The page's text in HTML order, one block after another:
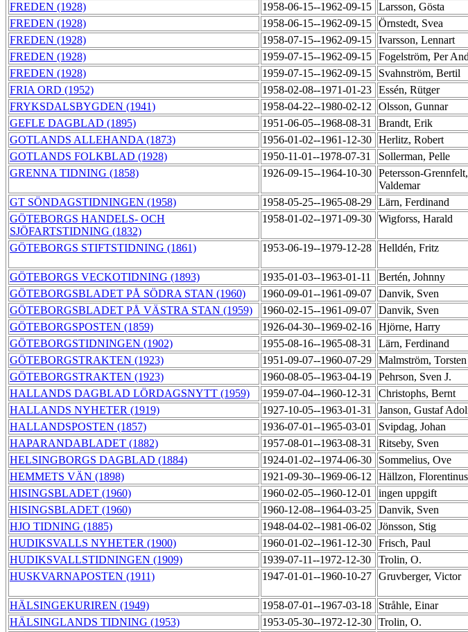
FREDEN (1928) 1958-06-15--1962-09-15 Larsson, Gösta
FREDEN (1928) 1958-06-15--1962-09-15 Örnstedt, Svea
FREDEN (1928) 1958-07-15--1962-09-15 Ivarsson, Lennart
FREDEN (1928) 1959-07-15--1962-09-15 Fogelström, Per
FREDEN (1928) 1959-07-15--1962-09-15 Svahnström, Bertil
FRIA ORD (1952) 1958-02-08--1971-01-23 Essén, Rütger
FRYKSDALSBYGDEN (1941) 1958-04-22--1980-02-12 Olsson, Gunnar
GEFLE DAGBLAD (1895) 1951-06-05--1968-08-31 Brandt, Erik
GOTLANDS ALLEHANDA (1873) 1956-01-02--1961-12-30 Herlitz, Robert
GOTLANDS FOLKBLAD (1928) 1950-11-01--1978-07-31 Sollerman, Pelle
GRENNA TIDNING (1858) 1926-09-15--1964-10-30 Petersson-
Valdemar
GT SÖNDAGSTIDNINGEN (1958) 1958-05-25--1965-08-29 Lärn, Ferdinand
GÖTEBORGS HANDELS- OCH
SJÖFARTSTIDNING (1832)
1958-01-02--1971-09-30 Wigforss, Harald
GÖTEBORGS STIFTSTIDNING (1861) 1953-06-19--1979-12-28 Helldén, Fritz
GÖTEBORGS VECKOTIDNING (1893) 1935-01-03--1963-01-11 Bertén, Johnny
GÖTEBORGSBLADET PÅ SÖDRA STAN (1960) 1960-09-01--1961-09-07 Danvik, Sven
GÖTEBORGSBLADET PÅ VÄSTRA STAN (1959) 1960-02-15--1961-09-07 Danvik, Sven
GÖTEBORGSPOSTEN (1859) 1926-04-30--1969-02-16 Hjörne, Harry
GÖTEBORGSTIDNINGEN (1902) 1955-08-16--1965-08-31 Lärn, Ferdinand
GÖTEBORGSTRAKTEN (1923) 1951-09-07--1960-07-29 Malmström, Torsten
GÖTEBORGSTRAKTEN (1923) 1960-08-05--1963-04-19 Pehrson, Sven J.
HALLANDS DAGBLAD LÖRDAGSNYTT (1959) 1959-07-04--1960-12-31 Christophs, Bernt
HALLANDS NYHETER (1919) 1927-10-05--1963-01-31 Janson, Gustaf
HALLANDSPOSTEN (1857) 1936-07-01--1965-03-01 Svipdag, Johan
HAPARANDABLADET (1882) 1957-08-01--1963-08-31 Ritseby, Sven
HELSINGBORGS DAGBLAD (1884) 1924-01-02--1974-06-30 Sommelius, Ove
HEMMETS VÄN (1898) 1921-09-30--1969-06-12 Hällzon, Florentinus
HISINGSBLADET (1960) 1960-02-05--1960-12-01 ingen uppgift
HISINGSBLADET (1960) 1960-12-08--1964-03-25 Danvik, Sven
HJO TIDNING (1885) 1948-04-02--1981-06-02 Jönsson, Stig
HUDIKSVALLS NYHETER (1900) 1960-01-02--1961-12-30 Frisch, Paul
HUDIKSVALLSTIDNINGEN (1909) 1939-07-11--1972-12-30 Trolin, O.
HUSKVARNAPOSTEN (1911) 1947-01-01--1960-10-27 Gruvberger, Victor
HÄLSINGEKURIREN (1949) 1958-07-01--1967-03-18 Stråhle, Einar
HÄLSINGLANDS TIDNING (1953) 1953-05-30--1972-12-30 Trolin, O.